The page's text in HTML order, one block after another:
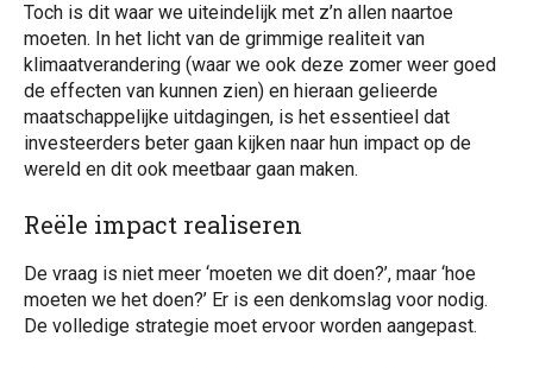
Toch is dit waar we uiteindelijk met z’n allen naartoe
moeten. In het licht van de grimmige realiteit van
klimaatverandering (waar we ook deze zomer weer goed
de effecten van kunnen zien) en hieraan gelieerde
maatschappelijke uitdagingen, is het essentieel dat
investeerders beter gaan kijken naar hun impact op de
wereld en dit ook meetbaar gaan maken.
Reële impact realiseren
De vraag is niet meer ‘moeten we dit doen?’, maar ‘hoe
moeten we het doen?’ Er is een denkomslag voor nodig.
De volledige strategie moet ervoor worden aangepast.